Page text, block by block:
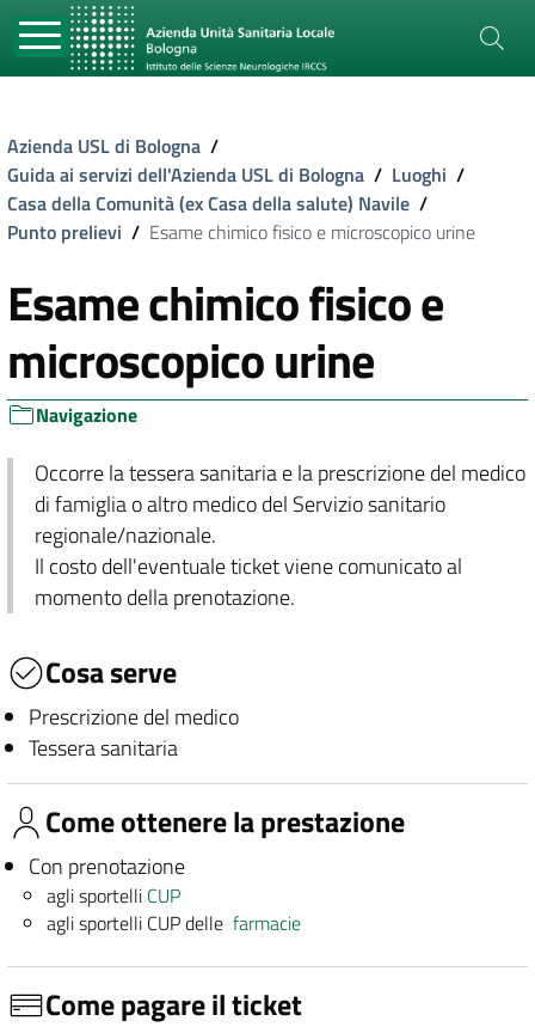
Azienda USL di Bologna /
Guida ai servizi dell'Azienda USL di Bologna / Luoghi /
Casa della Comunità (ex Casa della salute) Navile /
Punto prelievi / Esame chimico fisico e microscopico urine
Esame chimico fisico e
microscopico urine
Navigazione
Occorre la tessera sanitaria e la prescrizione del medico
di famiglia o altro medico del Servizio sanitario
regionale/nazionale.
Il costo dell'eventuale ticket viene comunicato al
momento della prenotazione.
Cosa serve
Prescrizione del medico
Tessera sanitaria
Come ottenere la prestazione
Con prenotazione
agli sportelli CUP
agli sportelli CUP dellefarmacie
Come pagare il ticket